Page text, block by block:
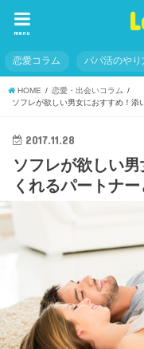
menu
恋愛コラム パパ活のやり
HOME
恋愛・出会いコラム
ソフレが欲しい男女におすすめ！添
2017.11.28
ソフレが欲しい
くれるパートナ